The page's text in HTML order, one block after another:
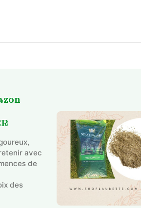
avec
de
des